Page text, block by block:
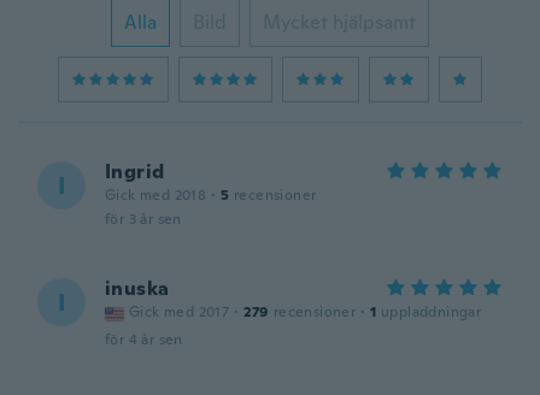
Alla Bild Mycket hjälpsamt
I Ingrid
Gick med 2018 · 5 recensioner
för 3 år sen
I inuska
Gick med 2017 · 279 recensioner · 1 uppladdningar
för 4 år sen